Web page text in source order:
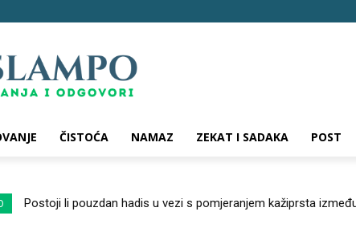
ČISTOĆA NAMAZ ZEKAT I SADAKA POST
Postoji li pouzdan hadis u vezi s pomjeranjem kažiprsta